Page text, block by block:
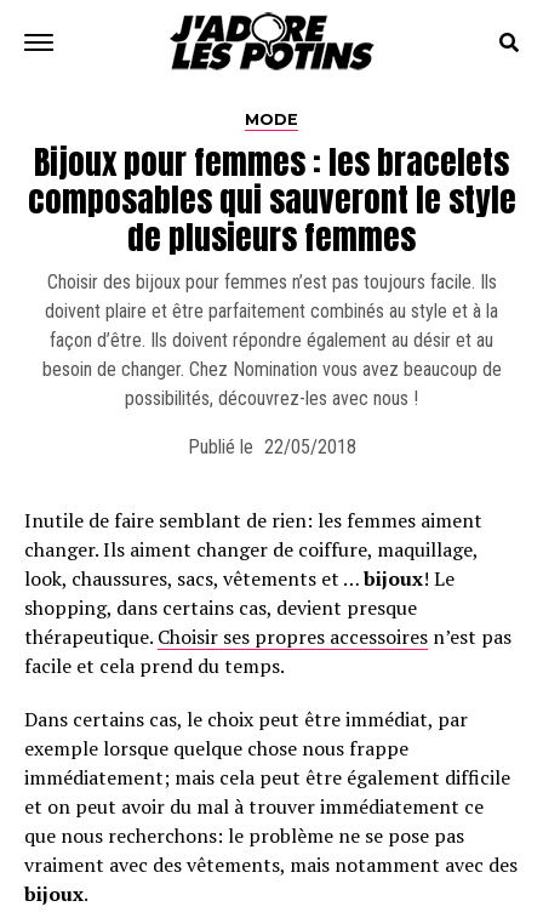
MODE
Bijoux pour femmes : les bracelets
composables qui sauveront le style
de plusieurs femmes
Choisir des bijoux pour femmes n’est pas toujours facile. Ils
doivent plaire et être parfaitement combinés au style et à la
façon d’être. Ils doivent répondre également au désir et au
besoin de changer. Chez Nomination vous avez beaucoup de
possibilités, découvrez-les avec nous !
Publié le 22/05/2018
Inutile de faire semblant de rien: les femmes aiment
changer. Ils aiment changer de coiffure, maquillage,
look, chaussures, sacs, vêtements et …bijoux! Le
shopping, dans certains cas, devient presque
thérapeutique. Choisir ses propres accessoires n’est pas
facile et cela prend du temps.
Dans certains cas, le choix peut être immédiat, par
exemple lorsque quelque chose nous frappe
immédiatement; mais cela peut être également difficile
et on peut avoir du mal à trouver immédiatement ce
que nous recherchons: le problème ne se pose pas
vraiment avec des vêtements, mais notamment avec des
bijoux.